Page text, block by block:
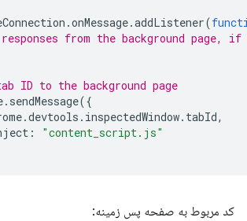
.onMessage.addListener(
from the background page, if
ID to the background page
. sendMessage({
.devtools . inspectedWindow. tabId,
:
"content_script.js"
کد مربوط به صفحه پس زمینه: